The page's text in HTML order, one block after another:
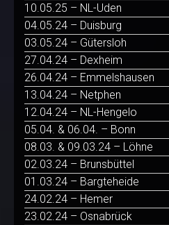
10.05.25 – NL-Uden
04.05.24 – Duisburg
03.05.24 – Gütersloh
27.04.24 – Dexheim
26.04.24 – Emmelshausen
13.04.24 – Netphen
12.04.24 – NL-Hengelo
05.04. & 06.04. – Bonn
08.03. & 09.03.24 – Löhne
02.03.24 – Brunsbüttel
01.03.24 – Bargteheide
24.02.24 – Hemer
23.02.24 – Osnabrück